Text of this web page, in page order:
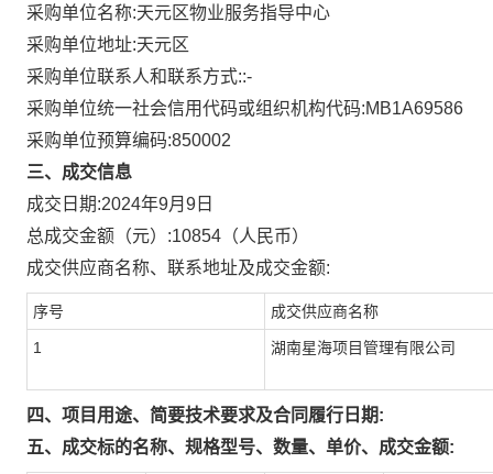
采购单位名称:天元区物业服务指导中心
采购单位地址:天元区
采购单位联系人和联系方式::-
采购单位统一社会信用代码或组织机构代码:MB1A69586
采购单位预算编码:850002
三、成交信息
成交日期:2024年9月9日
总成交金额（元）:10854 （人民币）
成交供应商名称、联系地址及成交金额:
序号 成交供应商名称
1 湖南星海项目管理有限公司
四、项目用途、简要技术要求及合同履行日期:
五、成交标的名称、规格型号、数量、单价、成交金额: